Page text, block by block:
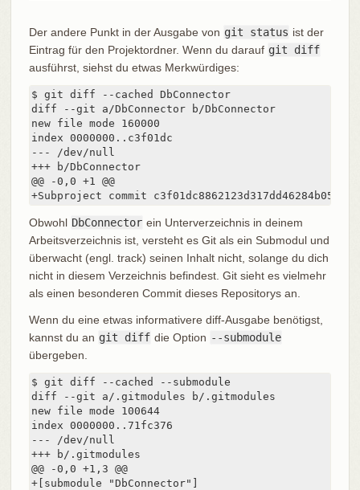
Der andere Punkt in der Ausgabe von git status ist der
Eintrag für den Projektordner. Wenn du darauf git diff
ausführst, siehst du etwas Merkwürdiges:
$ git diff --cached DbConnector
diff --git a/DbConnector b/DbConnector
new file mode 160000
index 0000000..c3f01dc
--- /dev/null
+++ b/DbConnector
@@ -0,0 +1 @@
+Subproject commit
Obwohl DbConnector ein Unterverzeichnis in deinem
Arbeitsverzeichnis ist, versteht es Git als ein Submodul und
überwacht (engl. track) seinen Inhalt nicht, solange du dich
nicht in diesem Verzeichnis befindest. Git sieht es vielmehr
als einen besonderen Commit dieses Repositorys an.
Wenn du eine etwas informativere diff-Ausgabe benötigst,
kannst du an git diff die Option --submodule
übergeben.
$ git diff --cached --submodule
diff --git a/.gitmodules b/.gitmodules
new file mode 100644
index 0000000..71fc376
--- /dev/null
+++ b/.gitmodules
@@ -0,0 +1,3 @@
+[submodule "DbConnector"]